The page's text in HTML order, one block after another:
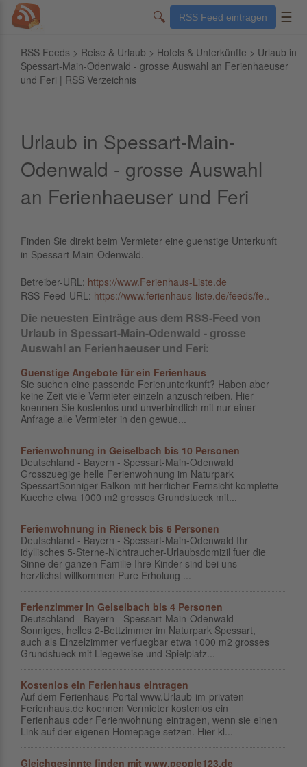
🔍 RSS Feed eintragen ☰
RSS Feeds > Reise & Urlaub > Hotels & Unterkünfte > Urlaub in
Spessart-Main-Odenwald - grosse Auswahl an Ferienhaeuser
und Feri | RSS Verzeichnis
Urlaub in Spessart-Main-
Odenwald - grosse Auswahl
an Ferienhaeuser und Feri
Finden Sie direkt beim Vermieter eine guenstige Unterkunft
in Spessart-Main-Odenwald.
Betreiber-URL: https://www.Ferienhaus-Liste.de
RSS-Feed-URL: https://www.ferienhaus-liste.de/feeds/fe..
Die neuesten Einträge aus dem RSS-Feed von
Urlaub in Spessart-Main-Odenwald - grosse
Auswahl an Ferienhaeuser und Feri:
Guenstige Angebote für ein Ferienhaus
Sie suchen eine passende Ferienunterkunft? Haben aber
keine Zeit viele Vermieter einzeln anzuschreiben. Hier
koennen Sie kostenlos und unverbindlich mit nur einer
Anfrage alle Vermieter in den gewue...
Ferienwohnung in Geiselbach bis 10 Personen
Deutschland - Bayern - Spessart-Main-Odenwald
Grosszuegige helle Ferienwohnung im Naturpark
SpessartSonniger Balkon mit herrlicher Fernsicht komplette
Kueche etwa 1000 m2 grosses Grundstueck mit...
Ferienwohnung in Rieneck bis 6 Personen
Deutschland - Bayern - Spessart-Main-Odenwald Ihr
idyllisches 5-Sterne-Nichtraucher-Urlaubsdomizil fuer die
Sinne der ganzen Familie Ihre Kinder sind bei uns
herzlichst willkommen Pure Erholung ...
Ferienzimmer in Geiselbach bis 4 Personen
Deutschland - Bayern - Spessart-Main-Odenwald
Sonniges, helles 2-Bettzimmer im Naturpark Spessart,
auch als Einzelzimmer verfuegbar etwa 1000 m2 grosses
Grundstueck mit Liegeweise und Spielplatz...
Kostenlos ein Ferienhaus eintragen
Auf dem Ferienhaus-Portal www.Urlaub-im-privaten-
Ferienhaus.de koennen Vermieter kostenlos ein
Ferienhaus oder Ferienwohnung eintragen, wenn sie einen
Link auf der eigenen Homepage setzen. Hier kl...
Gleichgesinnte finden mit www.people123.de